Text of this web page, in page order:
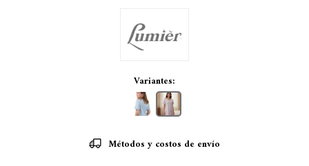
Variantes:
Métodos y costos de envío